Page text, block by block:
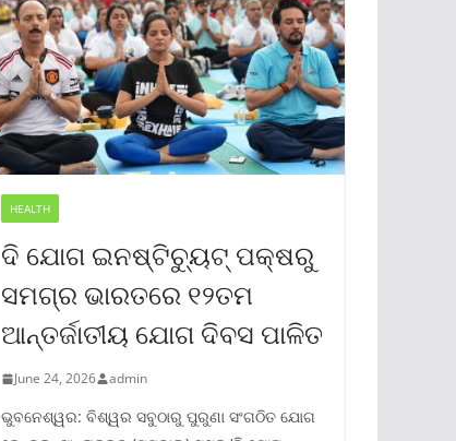
HEALTH
ଦି ଯୋଗ ଇନଷ୍ଟିଚ୍ୟୁଟ୍ ପକ୍ଷରୁ
ସମଗ୍ର ଭାରତରେ ୧୨ତମ
ଆନ୍ତର୍ଜାତୀୟ ଯୋଗ ଦିବସ ପାଳିତ
June 24, 2026 admin
ଭୁବନେଶ୍ୱର: ବିଶ୍ୱର ସବୁଠାରୁ ପୁରୁଣା ସଂଗଠିତ ଯୋଗ